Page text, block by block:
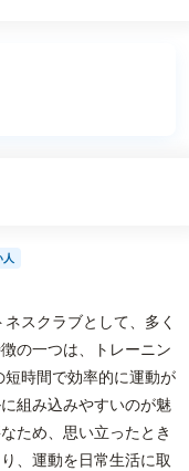
スクラブとして、多く
の一つは、トレーニン
時間で効率的に運動が
組み込みやすいのが魅
ため、思い立ったとき
、運動を日常生活に取